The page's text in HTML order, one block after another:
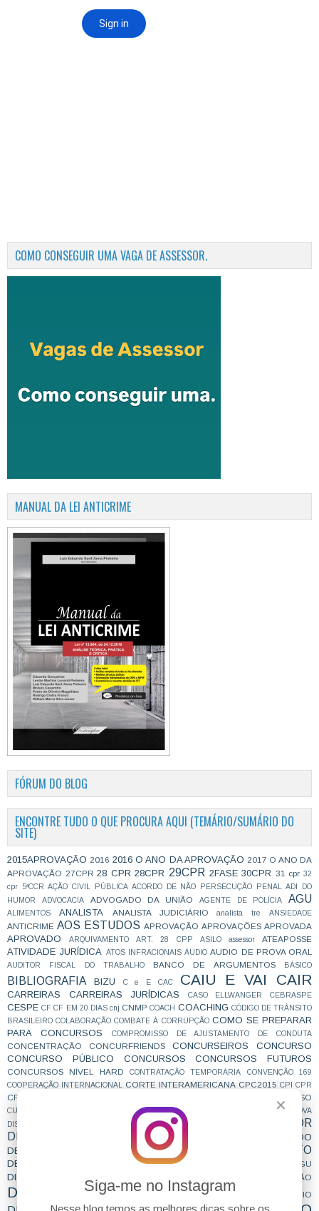
✕
Siga-me no Instagram
Nesse blog temos as melhores dicas sobre os
COMO CONSEGUIR UMA VAGA DE ASSESSOR.
MANUAL DA LEI ANTICRIME
FÓRUM DO BLOG
ENCONTRE TUDO O QUE PROCURA AQUI (TEMÁRIO/SUMÁRIO DO
SITE)
2015APROVAÇÃO 2016 2016 O ANO DA APROVAÇÃO 2017 O ANO DA
APROVAÇÃO 27CPR 28 CPR 28CPR 29CPR 2FASE 30CPR 31 cpr 32
cpr
5ªCCR AÇÃO CIVIL PÚBLICA ACORDO DE NÃO PERSECUÇÃO PENAL
ADI DO
HUMOR
ADVOCACIA ADVOGADO DA UNIÃO AGENTE DE POLÍCIA AGU
ALIMENTOS ANALISTA ANALISTA JUDICIÁRIO analista tre ANSIEDADE
ANTICRIME AOS ESTUDOS APROVAÇÃO APROVAÇÕES APROVADA
APROVADO ARQUIVAMENTO ART. 28 CPP ASILO assessor ATEAPOSSE
ATIVIDADE JURÍDICA ATOS INFRACIONAIS ÁUDIO AUDIO DE PROVA ORAL
AUDITOR FISCAL DO TRABALHO BANCO DE ARGUMENTOS BÁSICO
BIBLIOGRAFIA BIZU C e E CAC CAIU E VAI CAIR
CARREIRAS CARREIRAS JURÍDICAS CASO ELLWANGER CEBRASPE
CESPE CF CF EM 20 DIAS cnj CNMP COACH COACHING CÓDIGO DE TRÂNSITO
BRASILEIRO COLABORAÇÃO COMBATE À CORRUPÇÃO COMO SE PREPARAR
PARA CONCURSOS
COMPROMISSO DE AJUSTAMENTO DE CONDUTA
CONCENTRAÇÃO CONCURFRIENDS CONCURSEIROS
CONCURSO
CONCURSO PÚBLICO
CONCURSOS CONCURSOS FUTUROS
CONCURSOS NÍVEL HARD CONTRATAÇÃO TEMPORÁRIA
CONVENÇÃO 169
COOPERAÇÃO INTERNACIONAL
CORTE INTERAMERICANA CPC2015 CPI CPR
CRIMINOLOGIA CURSO
CURSO ESTUDO DE CASO - TRF4 CURSO PARA A SUBJETIVA
CURSO PROVA
DISCURSIVA
CURSO PROVA ORAL
DEFENSOR
DEFENSORIA
defensoria estadual DEFESA DE CANDIDATOS
DELEGADO
DELEGADO CIVIL
DELEGADO FEDERAL DEPOIMENTO
DEPOIMENTO DE APROVADO DESAFIOBLOGDOEDU DICA AGU
DICA DE OURO DIREITO A EDUCAÇÃO
DIREITO ADMINISTRATIVO DIREITO AGRÁRIO